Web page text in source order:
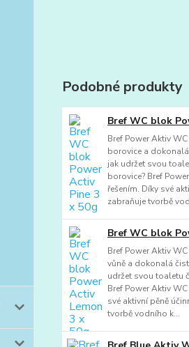
Podobné produkty
Bref WC blok
Bref Power Aktiv
borovice a
jak udržet svou
borovice? Bref
řešením. Díky své
zabraňuje tvorbě
Bref WC blok
Bref Power Aktiv
vůně a dokonalá
udržet svou toaletu
Bref Power Aktiv
své aktivní pěně
tvorbě vodního k...